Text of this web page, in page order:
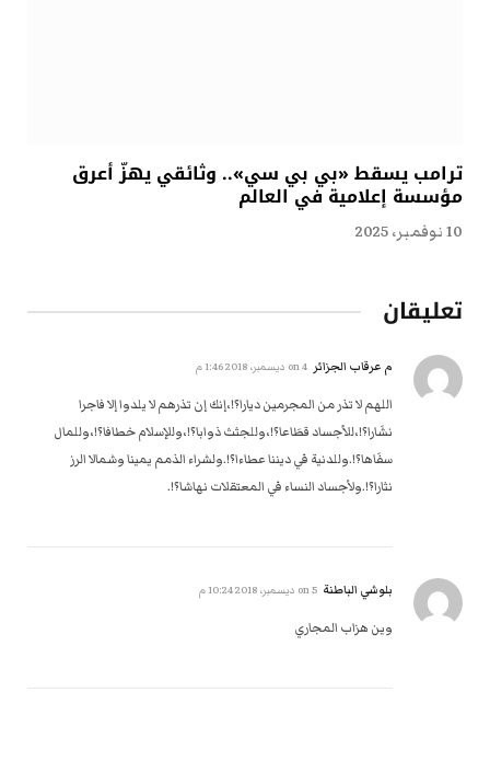
ترامب يسقط «بي بي سي».. وثائقي يهزّ أعرق
مؤسسة إعلامية في العالم
10 نوفمبر، 2025
تعليقان
م عرقاب الجزائر 4 ديسمبر، 2018 1:46 م
اللهم لا تذر من المجرمين ديارا؟!،إنك إن تذرهم لا يلدوا إلا فاجرا
نشَارا؟!،للأجساد قطَاعا؟!،وللجثث ذوابا؟!،وللإسلام خطافا؟!،وللمال
سفَاها؟!.وللدنية في ديننا عطاءا؟!.ولشراء الذمم يمينا وشمالا الرز
نثارا؟!.ولأجساد النساء في المعتقلات نهاشا؟!.
بلوشي الباطنة 5 ديسمبر، 2018 10:24 م
وين هزاب المجاري